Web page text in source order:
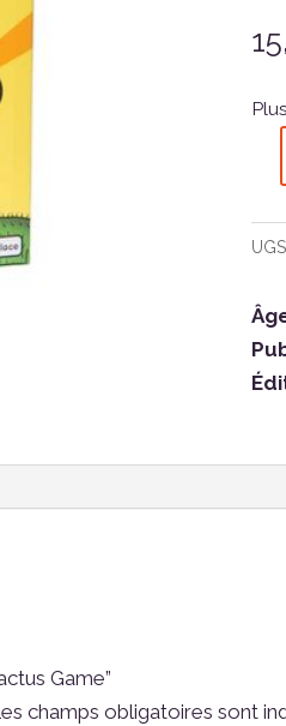
Game”
champs obligatoires sont